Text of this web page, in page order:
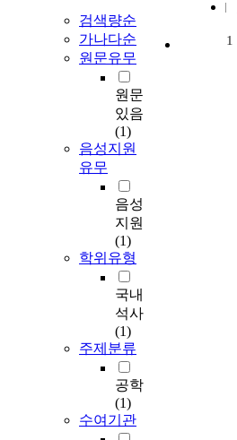
검색량순
가나다순
원문유무
원문
있음
(1)
음성지원
유무
음성
지원
(1)
학위유형
국내
석사
(1)
주제분류
공학
(1)
수여기관
1